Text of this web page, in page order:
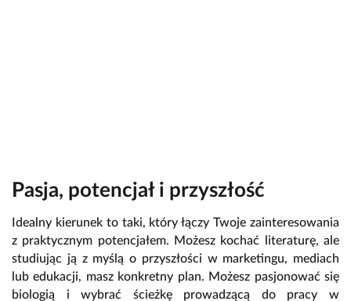
Pasja, potencjał i przyszłość
Idealny kierunek to taki, który łączy Twoje zainteresowania
z praktycznym potencjałem. Możesz kochać literaturę, ale
studiując ją z myślą o przyszłości w marketingu, mediach
lub edukacji, masz konkretny plan. Możesz pasjonować się
biologią i wybrać ścieżkę prowadzącą do pracy w